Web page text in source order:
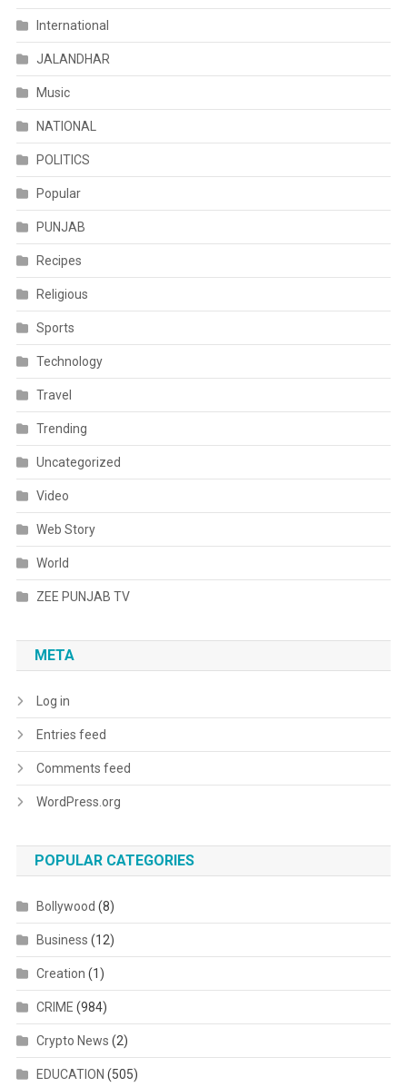
International
JALANDHAR
Music
NATIONAL
POLITICS
Popular
PUNJAB
Recipes
Religious
Sports
Technology
Travel
Trending
Uncategorized
Video
Web Story
World
ZEE PUNJAB TV
META
Log in
Entries feed
Comments feed
WordPress.org
POPULAR CATEGORIES
Bollywood (8)
Business (12)
Creation (1)
CRIME (984)
Crypto News (2)
EDUCATION (505)